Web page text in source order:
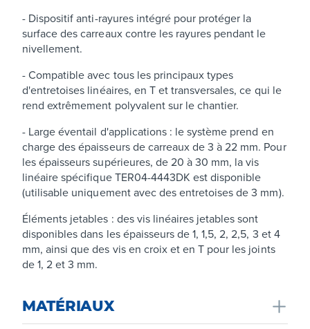
- Dispositif anti-rayures intégré pour protéger la
surface des carreaux contre les rayures pendant le
nivellement.
- Compatible avec tous les principaux types
d'entretoises linéaires, en T et transversales, ce qui le
rend extrêmement polyvalent sur le chantier.
- Large éventail d'applications : le système prend en
charge des épaisseurs de carreaux de 3 à 22 mm. Pour
les épaisseurs supérieures, de 20 à 30 mm, la vis
linéaire spécifique TER04-4443DK est disponible
(utilisable uniquement avec des entretoises de 3 mm).
Éléments jetables : des vis linéaires jetables sont
disponibles dans les épaisseurs de 1, 1,5, 2, 2,5, 3 et 4
mm, ainsi que des vis en croix et en T pour les joints
de 1, 2 et 3 mm.
MATÉRIAUX